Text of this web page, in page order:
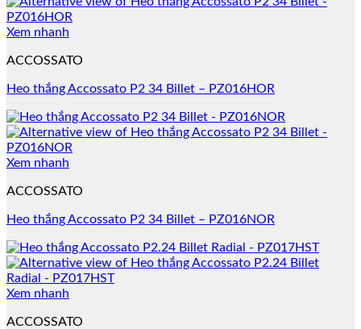
Xem nhanh
ACCOSSATO
Heo thắng Accossato P2 34 Billet – PZ016HOR
Xem nhanh
ACCOSSATO
Heo thắng Accossato P2 34 Billet – PZ016NOR
Xem nhanh
ACCOSSATO